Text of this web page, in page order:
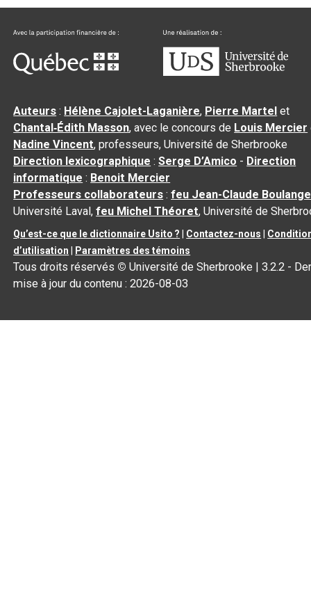
Auteurs : Hélène Cajolet-Laganière, Pierre Martel et
Chantal‑Édith Masson, avec le concours de Louis Mercier
Nadine Vincent, professeurs, Université de Sherbrooke
Direction lexicographique :Serge D’Amico - Direction
informatique : Benoit Mercier
Professeurs collaborateurs :feu Jean-Claude
Université Laval,feu Michel Théoret, Université de
Qu’est-ce que le dictionnaire Usito ? Contactez-nous
d’utilisation
Paramètres des témoins
Tous droits réservés © Université de Sherbrooke |3.2.2 -
mise à jour du contenu :2026-08-03